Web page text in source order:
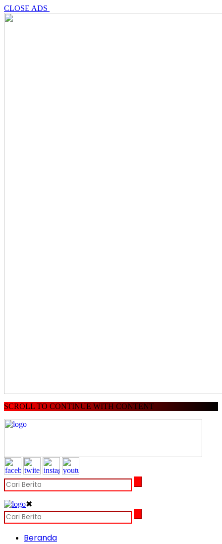
CLOSE ADS
SCROLL TO CONTINUE WITH CONTENT
✖
Beranda